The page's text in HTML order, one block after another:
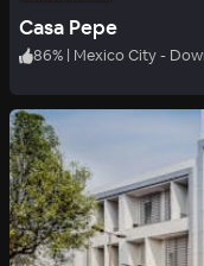
Casa Pepe
86% | Mexico City -